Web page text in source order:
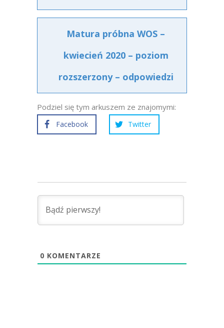
Matura próbna WOS –
kwiecień 2020 – poziom
rozszerzony – odpowiedzi
Podziel się tym arkuszem ze znajomymi:
Facebook Twitter
0 KOMENTARZE